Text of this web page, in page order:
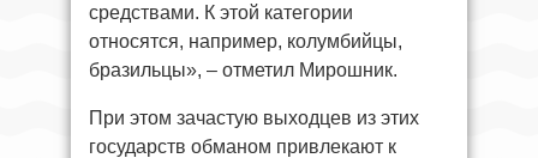
средствами. К этой категории
относятся, например, колумбийцы,
бразильцы», – отметил Мирошник.
При этом зачастую выходцев из этих
государств обманом привлекают к